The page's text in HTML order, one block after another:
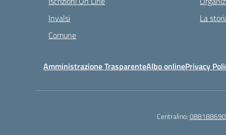
Invalsi
Comune
La
Amministrazione TrasparenteAlbo onlinePrivacy
Centralino: